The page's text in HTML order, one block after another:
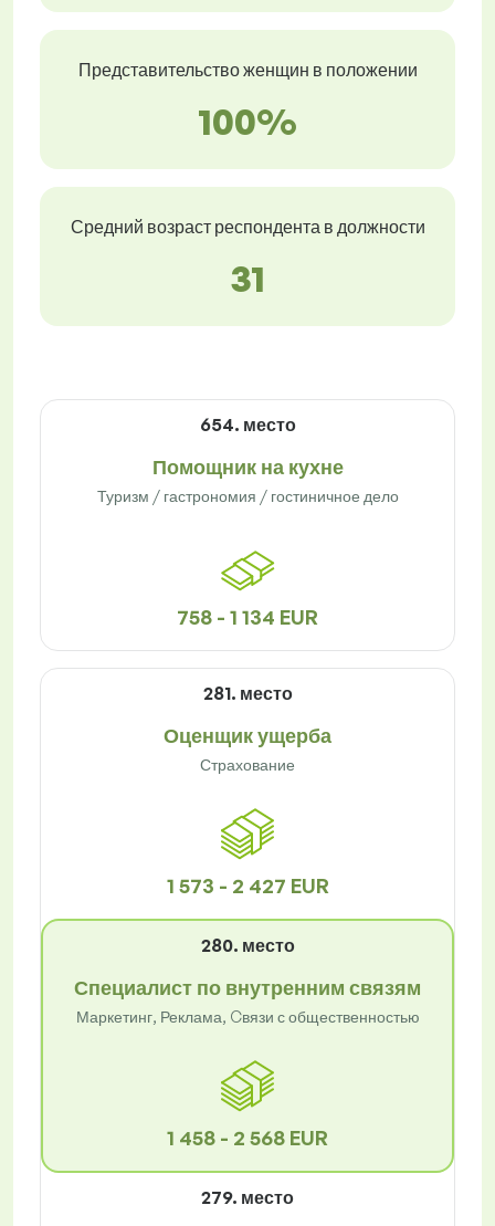
Представительство женщин в положении
100%
Средний возраст респондента в должности
31
654. место
Помощник на кухне
Туризм / гастрономия / гостиничное дело
758 - 1 134 EUR
281. место
Оценщик ущерба
Страхование
1 573 - 2 427 EUR
280. место
Специалист по внутренним связям
Маркетинг, Реклама, Cвязи с общественностью
1 458 - 2 568 EUR
279. место